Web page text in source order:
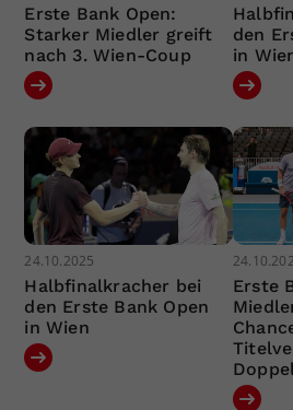
Erste Bank Open:
Starker Miedler greift
nach 3. Wien-Coup
den
in
24.10.2025
Halbfinalkracher bei
den Erste Bank Open
in Wien
Erste
Doppel